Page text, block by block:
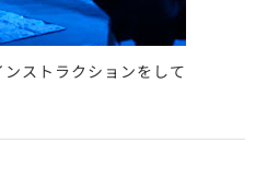
ストラクションをして